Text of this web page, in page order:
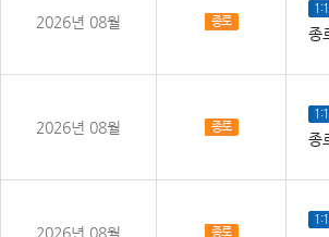
2026년 08월 종로
종
2026년 08월 종로
종
2026년 08월 종로